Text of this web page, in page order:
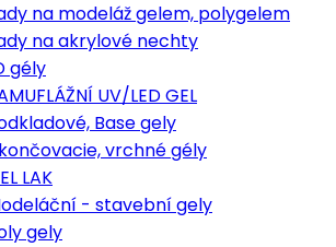
na modeláž gelem, polygelem
na akrylové nechty
gély
UV/LED GEL
Base gely
vrchné gély
LAK
- stavební gely
gely